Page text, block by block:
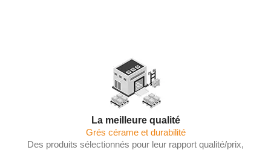
La meilleure qualité
Grés cérame et durabilité
Des produits sélectionnés pour leur rapport qualité/prix,